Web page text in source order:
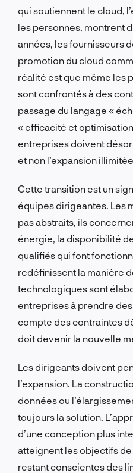
qui soutiennent le cloud,
les personnes, montrent
années, les fournisseurs
promotion du cloud
réalité est que même les
sont confrontés à des
passage du langage «
« efficacité et
entreprises doivent
et non l’expansion illimitée.
Cette transition est un
équipes dirigeantes. Les
pas abstraits, ils
énergie, la disponibilité
qualifiés qui font
redéfinissent la manière
technologiques sont
entreprises à prendre
compte des contraintes
doit devenir la nouvelle
Les dirigeants doivent
l’expansion. La
données ou
toujours la solution.
d’une conception plus
atteignent les objectifs
restant conscientes des